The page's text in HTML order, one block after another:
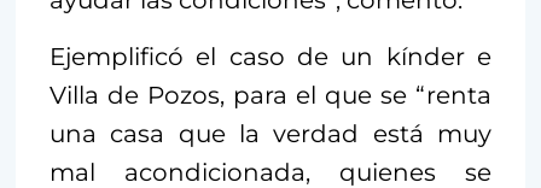
Ejemplificó el caso de un kínder e
Villa de Pozos, para el que se “renta
una casa que la verdad está muy
mal acondicionada, quienes se